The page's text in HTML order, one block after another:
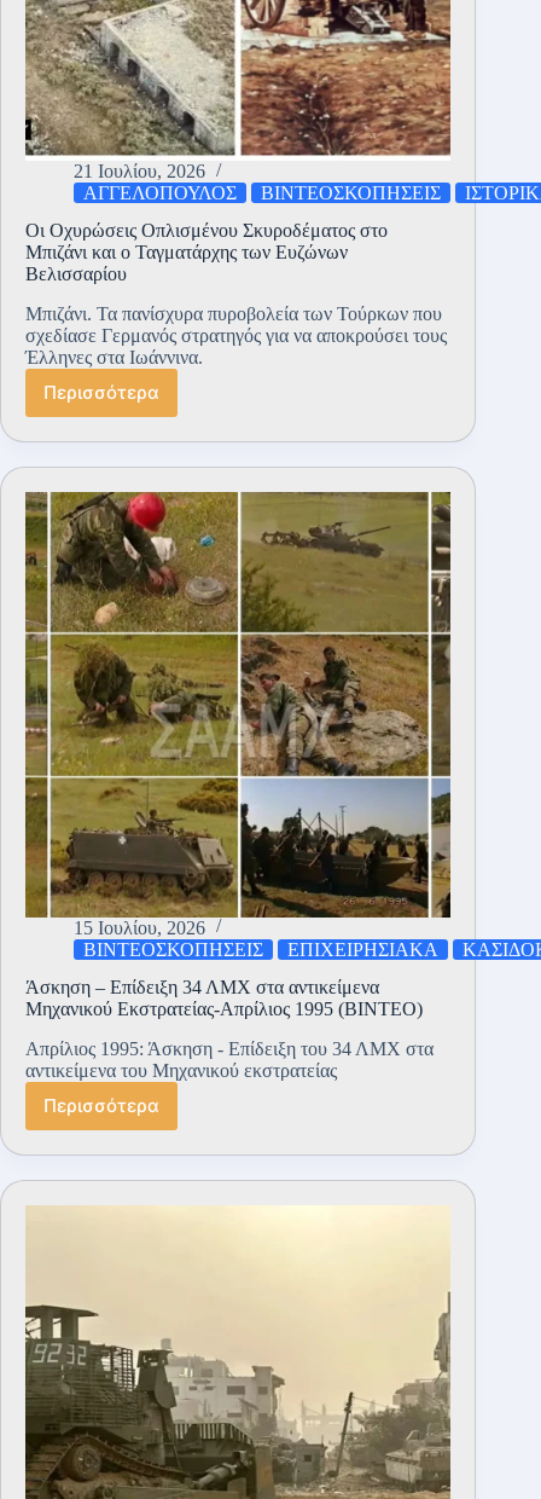
21 Ιουλίου, 2026
ΑΓΓΕΛΟΠΟΥΛΟΣ
ΒΙΝΤΕΟΣΚΟΠΗΣΕΙΣ
Οι Οχυρώσεις Οπλισμένου Σκυροδέματος στο
Μπιζάνι και ο Ταγματάρχης των Ευζώνων
Βελισσαρίου
Μπιζάνι. Τα πανίσχυρα πυροβολεία των Τούρκων που
σχεδίασε Γερμανός στρατηγός για να αποκρούσει τους
Έλληνες στα Ιωάννινα.
Περισσότερα
Οι
Οπλισμένου
Σκυροδέματος
στο
Μπιζάνι
και
ο
Ταγματάρχης
των
Ευζώνων
Βελισσαρίου
15 Ιουλίου, 2026
ΒΙΝΤΕΟΣΚΟΠΗΣΕΙΣ
ΕΠΙΧΕΙΡΗΣΙΑΚΑ
Άσκηση – Επίδειξη 34 ΛΜΧ στα αντικείμενα
Μηχανικού Εκστρατείας-Απρίλιος 1995 (ΒΙΝΤΕΟ)
Απρίλιος 1995: Άσκηση - Επίδειξη του 34 ΛΜΧ στα
αντικείμενα του Μηχανικού εκστρατείας
Περισσότερα
Άσκηση
Επίδειξη
34
ΛΜΧ
1995
(ΒΙΝΤΕΟ)